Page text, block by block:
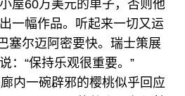
屋60万美元的单子，否则他
一幅作品。听起来一切又运
塞尔迈阿密要快。瑞士策展
：“保持乐观很重要。”
内一碗辟邪的樱桃似乎回应